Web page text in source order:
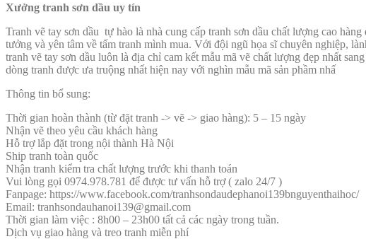
Xưởng tranh sơn dầu uy tín
Tranh vẽ tay sơn dầu tự hào là nhà cung cấp tranh sơn dầu chất lượng cao
tưởng và yên tâm về tấm tranh mình mua. Với đội ngũ họa sĩ chuyên nghiệp,
tranh vẽ tay sơn dầu luôn là địa chỉ cam kết mẫu mã vẽ chất lượng đẹp nhất
dòng tranh được ưa truộng nhất hiện nay với nghìn mẫu mã sản phầm nhấ
Thông tin bổ sung:
Thời gian hoàn thành (từ đặt tranh -> vẽ -> giao hàng): 5 – 15 ngày
Nhận vẽ theo yêu cầu khách hàng
Hỗ trợ lắp đặt trong nội thành Hà Nội
Ship tranh toàn quốc
Nhận tranh kiểm tra chất lượng trước khi thanh toán
Vui lòng gọi 0974.978.781 để được tư vấn hỗ trợ ( zalo 24/7 )
Fanpage: https://www.facebook.com/tranhsondaudephanoi139bnguyenthaihoc/
Email: tranhsondauhanoi139@gmail.com
Thời gian làm việc : 8h00 – 23h00 tất cả các ngày trong tuần.
Dịch vụ giao hàng và treo tranh miễn phí